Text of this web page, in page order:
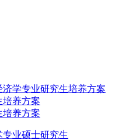
学专业研究生培养方案
培养方案
培养方案
业硕士研究生